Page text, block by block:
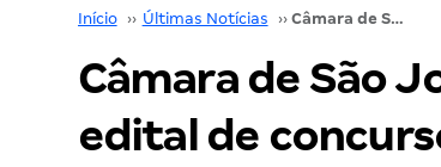
Início ›› Últimas Notícias ›› Câmara de São João do Sul – SC publica edital de concurso de nível superior. 2 vagas com iniciais de até 3,5 mil!
Câmara de São
edital de